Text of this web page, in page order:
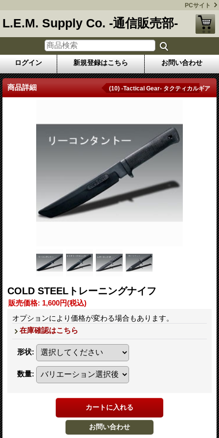
PCサイト
L.E.M. Supply Co. -通信販売部-
ログイン 新規登録はこちら お問い合わせ
商品詳細 (10) -Tactical Gear- タクティカルギア
COLD STEELトレーニングナイフ
販売価格: 1,600円(税込)
オプションにより価格が変わる場合もあります。
在庫確認はこちら
形状:
数量: